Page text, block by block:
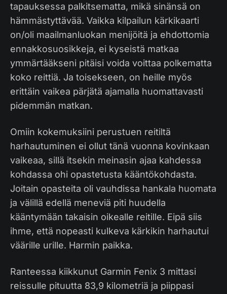
tapauksessa palkitsematta, mikä sinänsä on
hämmästyttävää. Vaikka kilpailun kärkikaarti
on/oli maailmanluokan menijöitä ja ehdottomia
ennakkosuosikkeja, ei kyseistä matkaa
ymmärtääkseni pitäisi voida voittaa polkematta
koko reittiä. Ja toisekseen, on heille myös
erittäin vaikea pärjätä ajamalla huomattavasti
pidemmän matkan.
Omiin kokemuksiini perustuen reitiltä
harhautuminen ei ollut tänä vuonna kovinkaan
vaikeaa, sillä itsekin meinasin ajaa kahdessa
kohdassa ohi opastetusta kääntökohdasta.
Joitain opasteita oli vauhdissa hankala huomata
ja välillä edellä meneviä piti huudella
kääntymään takaisin oikealle reitille. Eipä siis
ihme, että nopeasti kulkeva kärkikin harhautui
väärille urille. Harmin paikka.
Ranteessa kiikkunut Garmin Fenix 3 mittasi
reissulle pituutta 83,9 kilometriä ja piippasi